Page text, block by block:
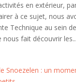
en extérieur,
à ce sujet, nous
Technique au sein
nous fait découvrir les...